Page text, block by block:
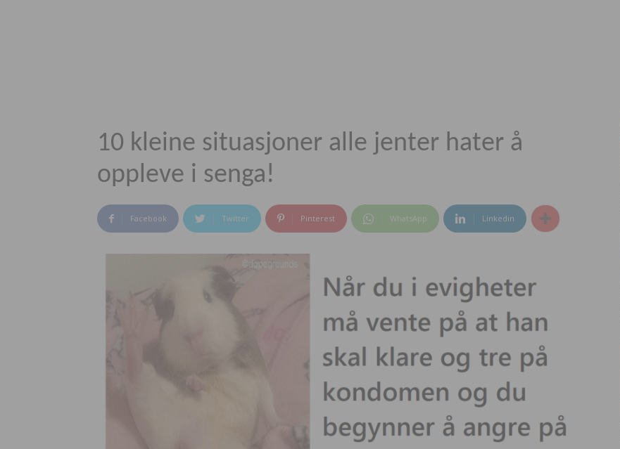
10 kleine situasjoner alle jenter hater å
oppleve i senga!
Facebook Twitter Pinterest WhatsApp Linkedin